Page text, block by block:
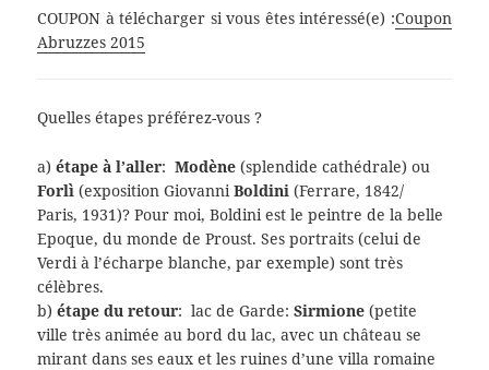
COUPON à télécharger si vous êtes intéressé(e) :Coupon
Abruzzes 2015
Quelles étapes préférez-vous ?
a)étape à l’aller:Modène (splendide cathédrale) ou
Forlì (exposition GiovanniBoldini (Ferrare, 1842/
Paris, 1931)? Pour moi, Boldini est le peintre de la belle
Epoque, du monde de Proust. Ses portraits (celui de
Verdi à l’écharpe blanche, par exemple) sont très
célèbres.
b)étape du retour: lac de Garde:Sirmione (petite
ville très animée au bord du lac, avec un château se
mirant dans ses eaux et les ruines d’une villa romaine